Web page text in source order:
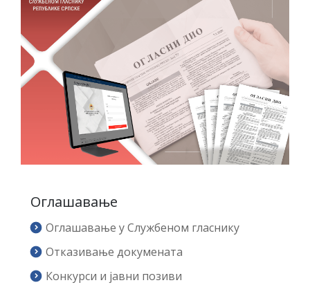
Печати и штамбиљи
Печати и штамбиљи са дрвеном дршком
Штамбиљи са дрвеном дршком
Печати са амблемом Републике Српске